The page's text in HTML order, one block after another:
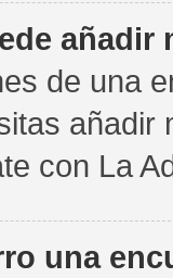
añadir
de una
añadir
con La
una